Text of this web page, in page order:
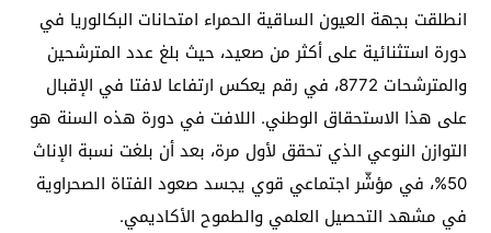
انطلقت بجهة العيون الساقية الحمراء امتحانات البكالوريا في
دورة استثنائية على أكثر من صعيد، حيث بلغ عدد المترشحين
والمترشحات 8772، في رقم يعكس ارتفاعا لافتا في الإقبال
على هذا الاستحقاق الوطني. اللافت في دورة هذه السنة هو
التوازن النوعي الذي تحقق لأول مرة، بعد أن بلغت نسبة الإناث
50%، في مؤشّر اجتماعي قوي يجسد صعود الفتاة الصحراوية
في مشهد التحصيل العلمي والطموح الأكاديمي.